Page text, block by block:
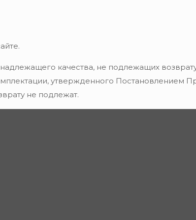
качества, не подлежащих
утвержденного Постановлением
не подлежат.